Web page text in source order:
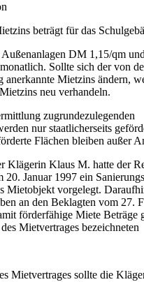
beträgt für das
DM 1,15/qm
Sollte sich der von
anerkannte Mietzins ändern,
neu verhandeln.
zugrundezulegenden
nur staatlicherseits
Flächen bleiben außer
Klägerin Klaus M. hatte der
20. Januar 1997 ein
Mietobjekt vorgelegt.
an den Beklagten vom 27.
förderfähige Miete Beträge
Mietvertrages bezeichneten
Mietvertrages sollte die